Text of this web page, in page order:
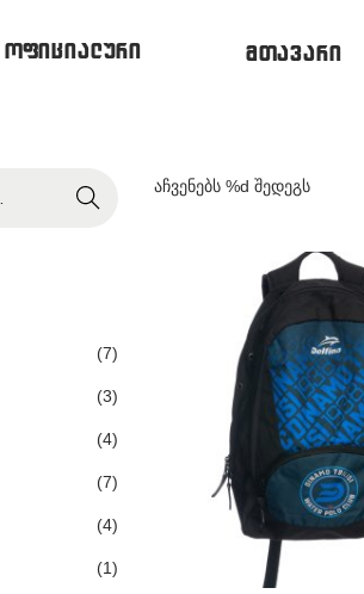
ოფიციალური
მთავარი
აჩვენებს %d შედეგს
Search
(7)
(3)
(4)
(7)
(4)
(1)